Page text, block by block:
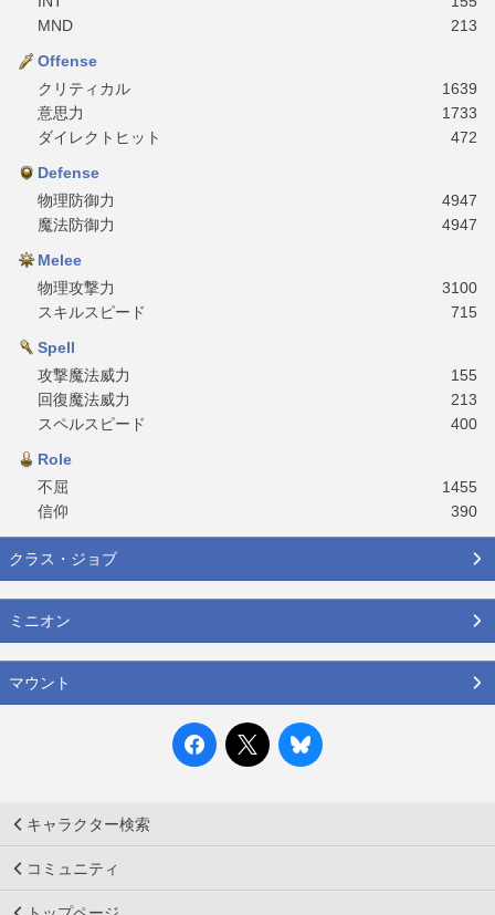
MND
213
Offense
クリティカル
1639
意思力
1733
ダイレクトヒット
472
Defense
物理防御力
4947
魔法防御力
4947
Melee
物理攻撃力
3100
スキルスピード
715
Spell
攻撃魔法威力
155
回復魔法威力
213
スペルスピード
400
Role
不屈
1455
信仰
390
クラス・ジョブ
ミニオン
マウント
キャラクター検索
コミュニティ